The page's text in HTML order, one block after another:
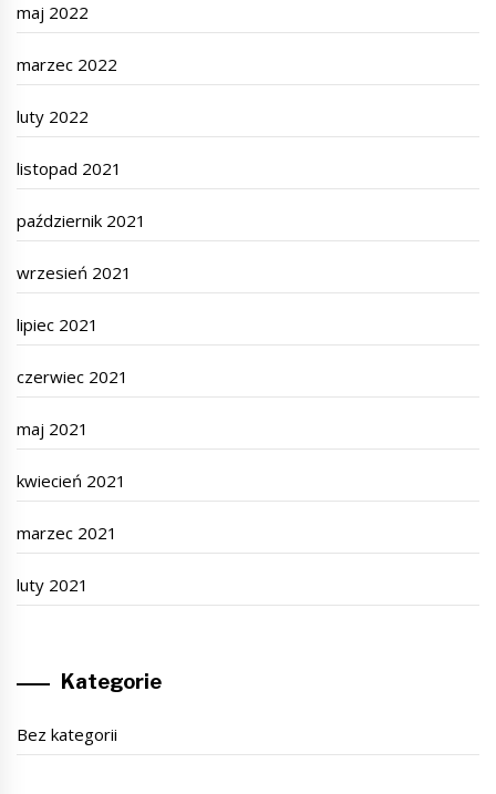
maj 2022
marzec 2022
luty 2022
listopad 2021
październik 2021
wrzesień 2021
lipiec 2021
czerwiec 2021
maj 2021
kwiecień 2021
marzec 2021
luty 2021
Kategorie
Bez kategorii